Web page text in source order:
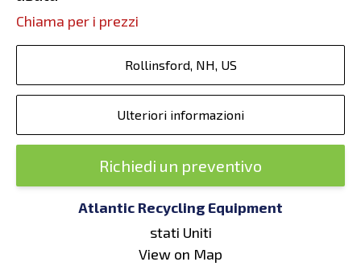
Chiama per i prezzi
Rollinsford, NH, US
Ulteriori informazioni
Richiedi un preventivo
Atlantic Recycling Equipment
stati Uniti
View on Map